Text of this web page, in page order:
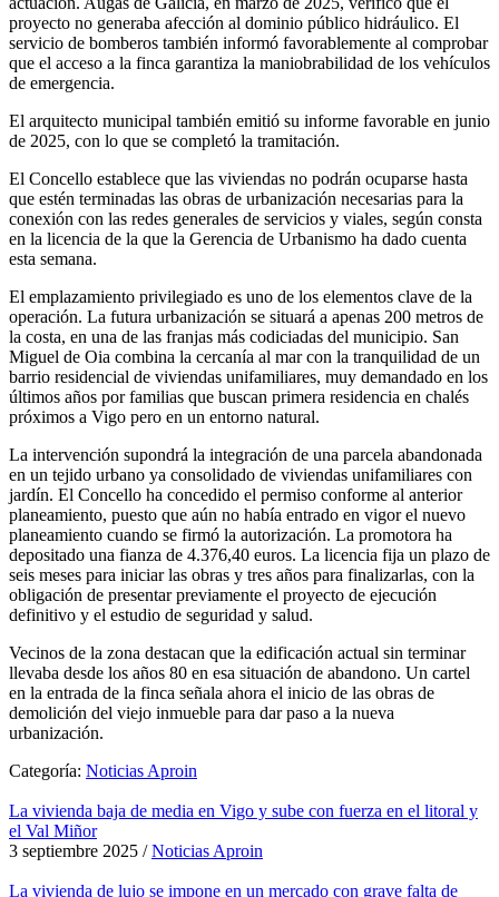
proyecto no generaba afección al dominio público hidráulico. El
servicio de bomberos también informó favorablemente al comprobar
que el acceso a la finca garantiza la maniobrabilidad de los vehículos
de emergencia.
El arquitecto municipal también emitió su informe favorable en junio
de 2025, con lo que se completó la tramitación.
El Concello establece que las viviendas no podrán ocuparse hasta
que estén terminadas las obras de urbanización necesarias para la
conexión con las redes generales de servicios y viales, según consta
en la licencia de la que la Gerencia de Urbanismo ha dado cuenta
esta semana.
El emplazamiento privilegiado es uno de los elementos clave de la
operación. La futura urbanización se situará a apenas 200 metros de
la costa, en una de las franjas más codiciadas del municipio. San
Miguel de Oia combina la cercanía al mar con la tranquilidad de un
barrio residencial de viviendas unifamiliares, muy demandado en los
últimos años por familias que buscan primera residencia en chalés
próximos a Vigo pero en un entorno natural.
La intervención supondrá la integración de una parcela abandonada
en un tejido urbano ya consolidado de viviendas unifamiliares con
jardín. El Concello ha concedido el permiso conforme al anterior
planeamiento, puesto que aún no había entrado en vigor el nuevo
planeamiento cuando se firmó la autorización. La promotora ha
depositado una fianza de 4.376,40 euros. La licencia fija un plazo de
seis meses para iniciar las obras y tres años para finalizarlas, con la
obligación de presentar previamente el proyecto de ejecución
definitivo y el estudio de seguridad y salud.
Vecinos de la zona destacan que la edificación actual sin terminar
llevaba desde los años 80 en esa situación de abandono. Un cartel
en la entrada de la finca señala ahora el inicio de las obras de
demolición del viejo inmueble para dar paso a la nueva
urbanización.
Categoría: Noticias Aproin
La vivienda baja de media en Vigo y sube con fuerza en el litoral y
el Val Miñor
3 septiembre 2025 /Noticias Aproin
La vivienda de lujo se impone en un mercado con grave falta de